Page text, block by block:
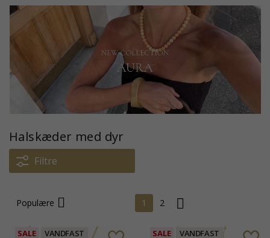
Halskæder med dyr
Filtre
Populære 1 2
SALE VANDFAST SALE VANDFAST